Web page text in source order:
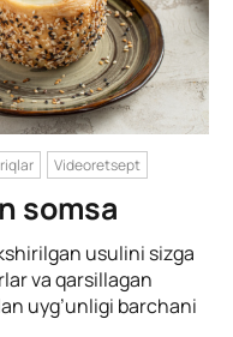
Videoretsept
somsa
usulini sizga
va qarsillagan
uyg’unligi barchani